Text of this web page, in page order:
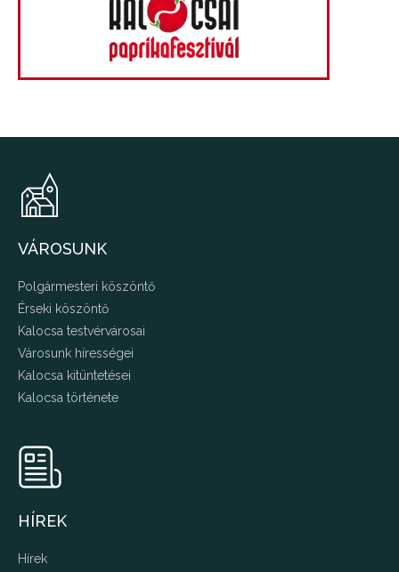
VÁROSUNK
Polgármesteri köszöntő
Érseki köszöntő
Kalocsa testvérvárosai
Városunk hírességei
Kalocsa kitüntetései
Kalocsa története
HÍREK
Hírek